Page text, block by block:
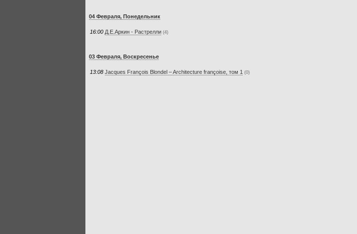
04 Февраля, Понедельник
16:00 Д.Е.Аркин - Растрелли (4)
03 Февраля, Воскресенье
13:08 Jacques François Blondel – Architecture françoise, том 1 (0)